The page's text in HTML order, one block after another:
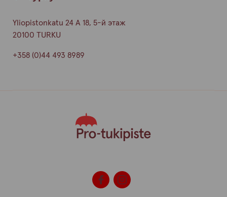
Yliopistonkatu 24 A 18, 5-й этаж
20100 TURKU
+358 (0)44 493 8989